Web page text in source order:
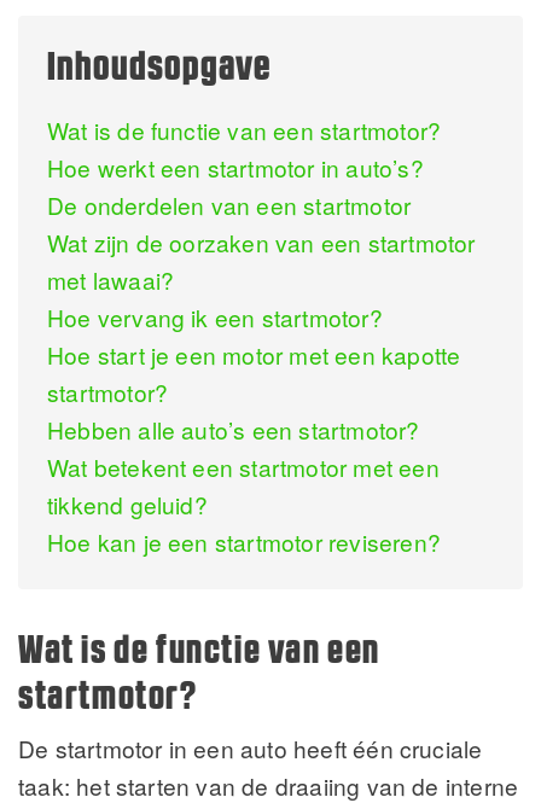
Inhoudsopgave
Wat is de functie van een startmotor?
Hoe werkt een startmotor in auto’s?
De onderdelen van een startmotor
Wat zijn de oorzaken van een startmotor
met lawaai?
Hoe vervang ik een startmotor?
Hoe start je een motor met een kapotte
startmotor?
Hebben alle auto’s een startmotor?
Wat betekent een startmotor met een
tikkend geluid?
Hoe kan je een startmotor reviseren?
Wat is de functie van een
startmotor?
De startmotor in een auto heeft één cruciale
taak: het starten van de draaiing van de interne